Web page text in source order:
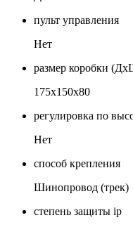
пульт управления
Нет
размер коробки
175х150х80
регулировка по
Нет
способ крепления
Шинопровод (трек)
степень защиты ip